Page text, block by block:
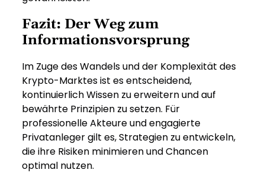
Fazit: Der Weg zum
Informationsvorsprung
Im Zuge des Wandels und der Komplexität des
Krypto-Marktes ist es entscheidend,
kontinuierlich Wissen zu erweitern und auf
bewährte Prinzipien zu setzen. Für
professionelle Akteure und engagierte
Privatanleger gilt es, Strategien zu entwickeln,
die ihre Risiken minimieren und Chancen
optimal nutzen.